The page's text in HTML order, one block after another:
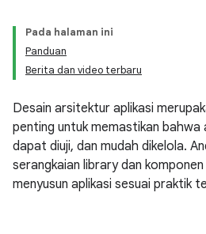
Pada halaman ini
Panduan
Berita dan video terbaru
Desain arsitektur aplikasi
penting untuk memastikan bahwa
dapat diuji, dan mudah dikelola.
serangkaian library dan
menyusun aplikasi sesuai praktik